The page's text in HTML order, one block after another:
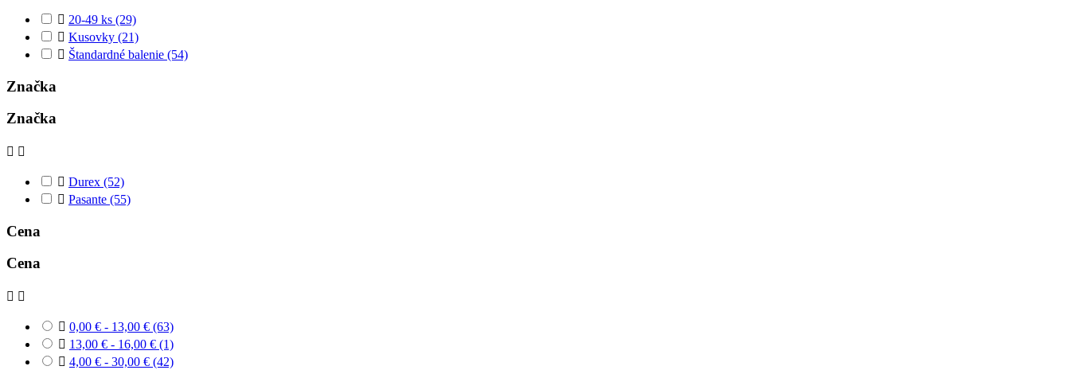
 20-49 ks (29)
 Kusovky (21)
 Štandardné balenie (54)
Značka
Značka
 
 Durex (52)
 Pasante (55)
Cena
Cena
 
 0,00 € - 13,00 € (63)
 13,00 € - 16,00 € (1)
 4,00 € - 30,00 € (42)